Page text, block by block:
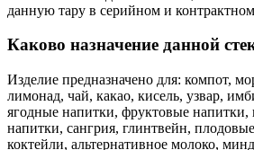
данную тару в серийном и
Каково назначение данной
Изделие предназначено для: компот,
лимонад, чай, какао, кисель, узвар,
ягодные напитки, фруктовые напитки,
напитки, сангрия, глинтвейн,
коктейли, альтернативное молоко,